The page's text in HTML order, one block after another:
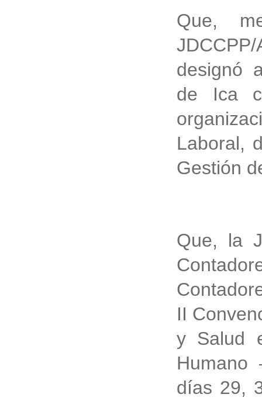
Que,
designó
de Ica
Laboral,
Gestión
Que, la
II
y Salud
Humano
días 29,